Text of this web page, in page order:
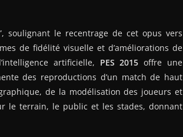
soulignant le recentrage de cet opus vers
de fidélité visuelle et d’améliorations de
artificielle, PES 2015 offre une
des reproductions d’un match de haut
de la modélisation des joueurs et
le terrain, le public et les stades, donnant